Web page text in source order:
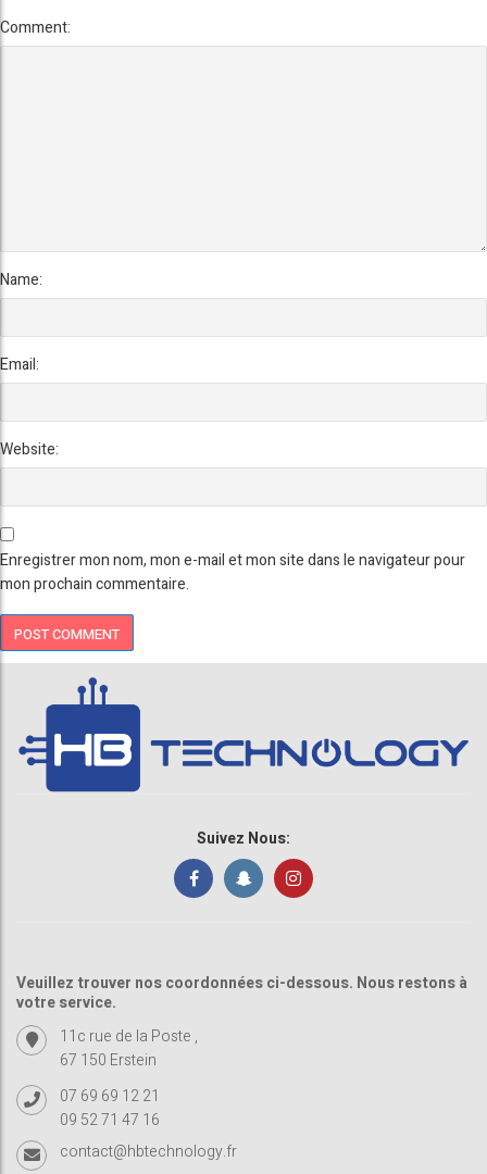
Comment:
Name:
Email:
Website:
Enregistrer mon nom, mon e-mail et mon site dans le navigateur pour
mon prochain commentaire.
Suivez Nous:
Veuillez trouver nos coordonnées ci-dessous. Nous restons à
votre service.
11c rue de la Poste ,
67 150 Erstein
07 69 69 12 21
09 52 71 47 16
contact@hbtechnology.fr